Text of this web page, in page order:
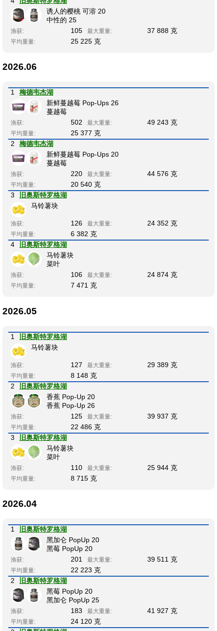
诱人的樱桃 可溶 20
中性的 25
渔获: 105 最大重量: 37 888 克
平均重量: 25 225 克
2026.06
1
梅德韦杰湖
新鲜蔓越莓 Pop-Ups 26
蔓越莓
渔获: 502 最大重量: 49 243 克
平均重量:
25 377 克
2
梅德韦杰湖
新鲜蔓越莓 Pop-Ups 20
蔓越莓
渔获: 220 最大重量: 44 576 克
平均重量:
20 540 克
3
旧奥斯特罗格湖
马铃薯块
渔获: 126 最大重量: 24 352 克
平均重量:
6 382 克
4
旧奥斯特罗格湖
马铃薯块
菜叶
渔获: 106 最大重量: 24 874 克
平均重量: 7 471 克
2026.05
1
旧奥斯特罗格湖
马铃薯块
渔获: 127 最大重量: 29 389 克
平均重量:
8 148 克
2
旧奥斯特罗格湖
香蕉 Pop-Up 20
香蕉 Pop-Up 26
渔获: 125 最大重量: 39 937 克
平均重量:
22 486 克
3
旧奥斯特罗格湖
马铃薯块
菜叶
渔获: 110 最大重量: 25 944 克
平均重量: 8 715 克
2026.04
1
旧奥斯特罗格湖
黑加仑 PopUp 20
黑莓 PopUp 20
渔获: 201 最大重量: 39 511 克
平均重量:
22 223 克
2
旧奥斯特罗格湖
黑莓 PopUp 20
黑加仑 PopUp 25
渔获: 183 最大重量: 41 927 克
平均重量:
24 120 克